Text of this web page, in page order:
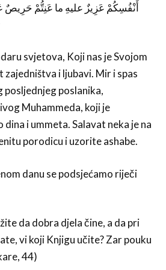
أَنْفُسِكُمْ عَزِيزٌ عليهِ ما عَنِتُّمْ حَرِيصٌ
svjetova, Koji nas je Svojom
zajedništva i ljubavi. Mir i spas
posljednjeg poslanika,
Muhammeda, koji je
i ummeta. Salavat neka je na
porodicu i uzorite ashabe.
danu se podsjećamo riječi
da dobra djela čine, a da pri
vi koji Knjigu učite? Zar pouku
44)